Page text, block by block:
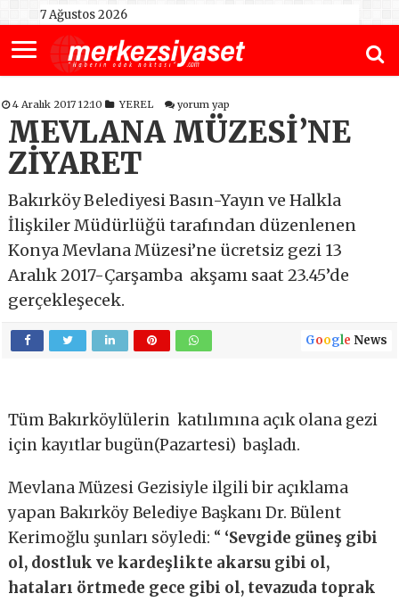
7 Ağustos 2026
4 Aralık 2017 12:10 YEREL yorum yap
MEVLANA MÜZESİ’NE
ZİYARET
Bakırköy Belediyesi Basın-Yayın ve Halkla
İlişkiler Müdürlüğü tarafından düzenlenen
Konya Mevlana Müzesi’ne ücretsiz gezi 13
Aralık 2017-Çarşamba akşamı saat 23.45’de
gerçekleşecek.
Google News
Tüm Bakırköylülerin katılımına açık olana gezi
için kayıtlar bugün(Pazartesi) başladı.
Mevlana Müzesi Gezisiyle ilgili bir açıklama
yapan Bakırköy Belediye Başkanı Dr. Bülent
Kerimoğlu şunları söyledi: “ ‘Sevgide güneş gibi
ol, dostluk ve kardeşlikte akarsu gibi ol,
hataları örtmede gece gibi ol, tevazuda toprak